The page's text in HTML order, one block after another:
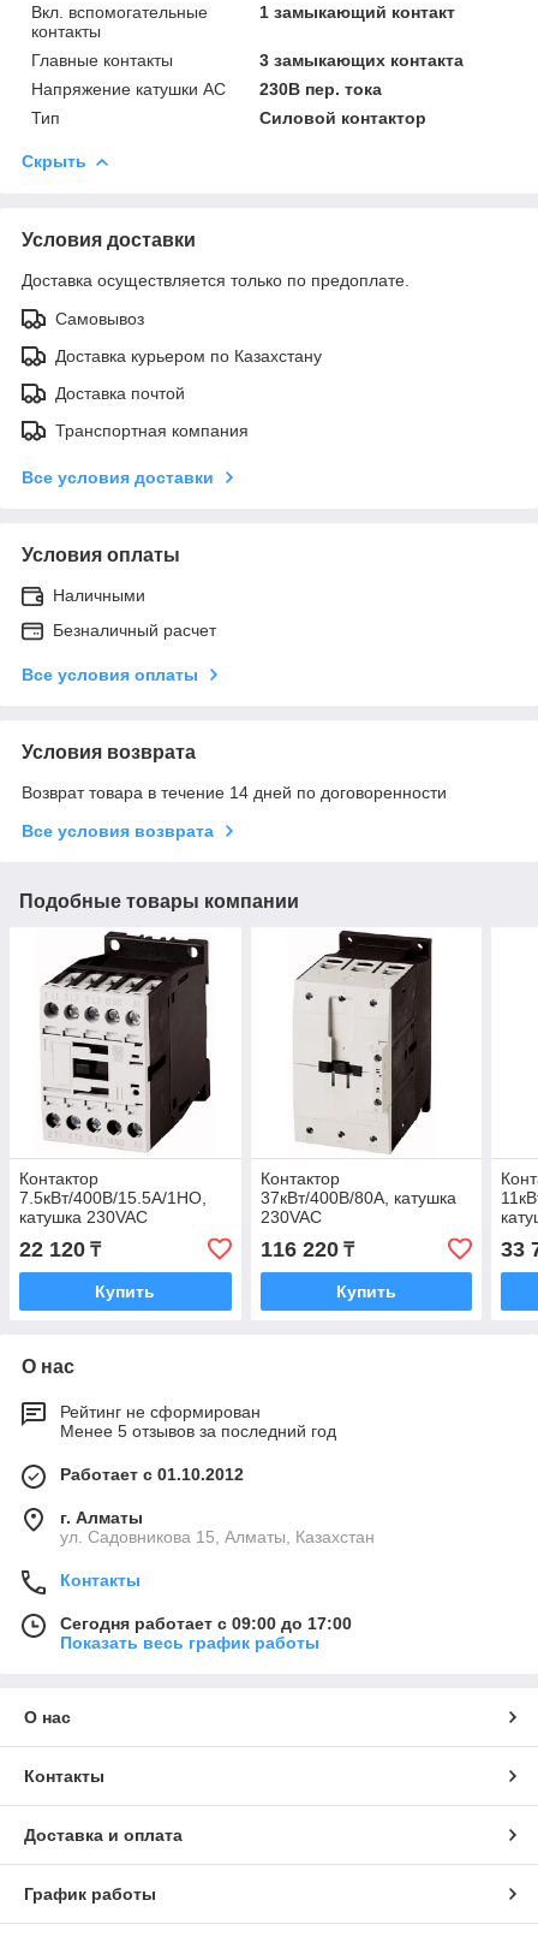
Вкл. вспомогательные
контакты
1 замыкающий контакт
Главные контакты
3 замыкающих контакта
Напряжение катушки АС
230В пер. тока
Тип
Силовой контактор
Скрыть
Условия доставки
Доставка осуществляется только по предоплате.
Самовывоз
Доставка курьером по Казахстану
Доставка почтой
Транспортная компания
Все условия доставки
Условия оплаты
Наличными
Безналичный расчет
Все условия оплаты
Условия возврата
Возврат товара в течение 14 дней по договоренности
Все условия возврата
Подобные товары компании
Контактор
7.5кВт/400В/15.5А/1НО,
катушка 230VAC
22 120 ₸
Купить
Контактор
37кВт/400В/80A, катушка
230VAC
116 220₸
Купить
33
О нас
Рейтинг не сформирован
Менее 5 отзывов за последний год
Работает с 01.10.2012
г. Алматы
ул. Садовникова 15, Алматы, Казахстан
Контакты
Сегодня работает с 09:00 до 17:00
Показать весь график работы
О нас
Контакты
Доставка и оплата
График работы